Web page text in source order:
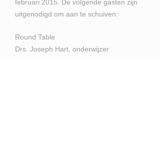
februari 2015. De volgende gasten zijn
uitgenodigd om aan te schuiven:
Round Table
Drs. Joseph Hart, onderwijzer